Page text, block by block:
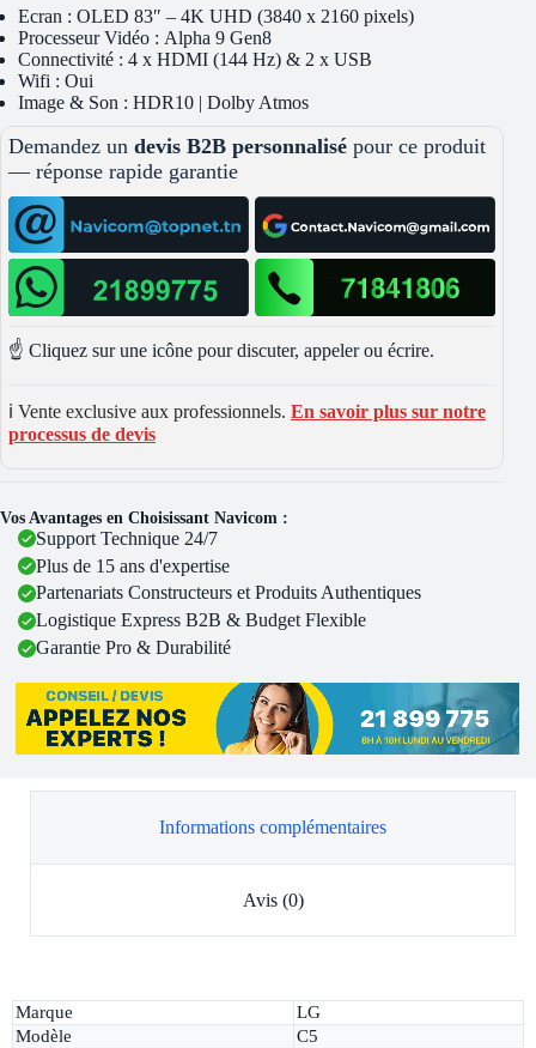
Ecran : OLED 83″ – 4K UHD (3840 x 2160 pixels)
Processeur Vidéo : Alpha 9 Gen8
Connectivité : 4 x HDMI (144 Hz) & 2 x USB
Wifi : Oui
Image & Son : HDR10 | Dolby Atmos
Demandez un devis B2B personnalisé pour ce produit
— réponse rapide garantie
☝️ Cliquez sur une icône pour discuter, appeler ou écrire.
ℹ️ Vente exclusive aux professionnels. En savoir plus sur notre
processus de devis
Vos Avantages en Choisissant Navicom :
Support Technique 24/7
Plus de 15 ans d'expertise
Partenariats Constructeurs et Produits Authentiques
Logistique Express B2B & Budget Flexible
Garantie Pro & Durabilité
Informations complémentaires
Avis (0)
Marque
LG
Modèle
C5